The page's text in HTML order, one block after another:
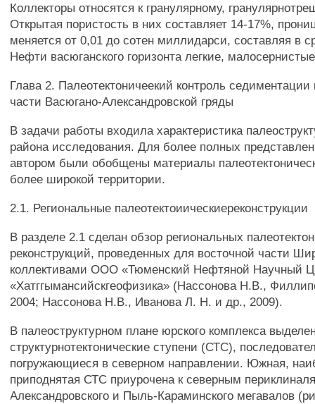
Коллекторы относятся к гранулярному,
Открытая пористость в них составляет 14-17%,
меняется от 0,01 до сотен миллидарси, составляя в
Нефти васюганского горизонта легкие,
Глава 2. Палеотектоничеекий контроль
части Васюгано-Александровской гряды
В задачи работы входила характеристика
района исследования. Для более полных
автором были обобщены материалы
более широкой территории.
2.1. Региональные палеотектоиическиереконструкции
В разделе 2.1 сделан обзор региональных
реконструкций, проведенных для восточной части
коллективами ООО «Тюменский Нефтяной Научный
«Хатггымансийскгеофизика» (Нассонова Н.В.,
2004; Нассонова Н.В., Иванова Л. Н. и др., 2009).
В палеоструктурном плане юрского комплекса
структурнотектонические ступени (СТС),
погружающиеся в северном направлении. Южная,
приподнятая СТС приурочена к северным
Александровского и Пыль-Караминского мегавалов